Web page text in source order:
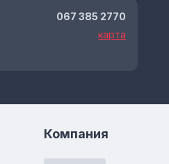
067 385 2770
карта
Компания